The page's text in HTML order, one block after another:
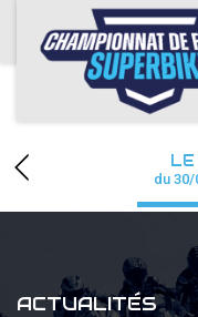
ACCUEIL
CALENDRIER
PHOTOS /
du 30/
ACTUALITÉS